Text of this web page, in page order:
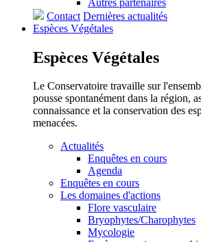
Contact Dernières actualités
Espèces Végétales
Espèces Végétales
Le Conservatoire travaille sur
pousse spontanément dans la région,
connaissance et la conservation des
menacées.
Actualités
Enquêtes en cours
Agenda
Enquêtes en cours
Les domaines d'actions
Flore vasculaire
Bryophytes/Charophytes
Mycologie